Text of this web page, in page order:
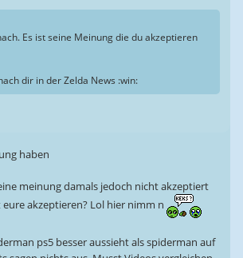
Es ist seine Meinung die du akzeptieren
dir in der Zelda News :win:
haben
meinung damals jedoch nicht akzeptiert
akzeptieren? Lol hier nimm n
ps5 besser aussieht als spiderman auf